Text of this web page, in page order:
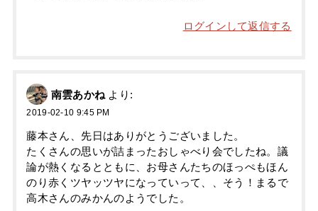
ログインして返信する
南雲あかね より:
2019-02-10 9:45 PM
藤本さん、先日はありがとうございました。
たくさんの思いが詰まったおしゃべり会でしたね。議
論が熱くなるとともに、お母さんたちのほっぺもほん
のり赤くツヤッツヤになっていって、、そう！まるで
高木さんのみかんのようでした。